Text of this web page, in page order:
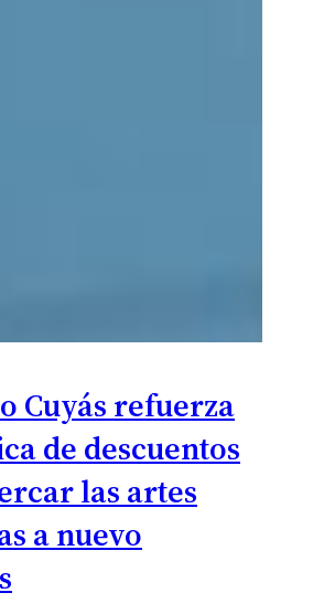
Cuyás refuerza
de descuentos
las artes
a nuevo